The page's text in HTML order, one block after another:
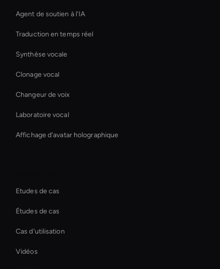
Agent de soutien à l'IA
Traduction en temps réel
Synthèse vocale
Clonage vocal
Changeur de voix
Laboratoire vocal
Affichage d'avatar holographique
Etudes de cas
Études de cas
Cas d'utilisation
Vidéos